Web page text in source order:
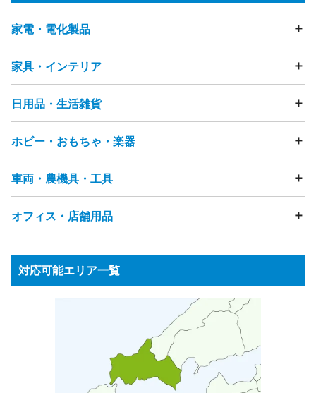
家電・電化製品
テレビ 冷蔵庫 洗濯機
照明器具・ライト
加湿器 除湿器 空気清浄機
扇風機
電動歯ブラシ
電気カミソリ
スマートフォン・タブレット・携帯電話
カメラ（フィルムカメラ・デジタルカメラ・ビデオカメラ)
炊飯器
電子レンジ
ジャーポット
食器洗い乾燥機・食洗機
プレイヤー・レコーダー（HDD・DVD・BD・ビデオ等）
オーディオプレーヤー
ステレオ（CD・MD・カセットテープ等）
アンプ
ラジオ パソコン・周辺機器
ノートパソコン
スキャナ
キーボード
電子辞書 ICレコーダー
家具・インテリア
テーブル ソファ
マッサージチェア
ベッド マットレス 布団
座布団
まくら
タンス・カラーボックス
鏡台・ドレッサー
踏み台
カーテン
網戸 雨戸 観葉植物
日用品・生活雑貨
食器・キッチン用品 フライパン
ゴミ箱
物干し竿 ハンガー 突っ張り棒
洗面用品
洋服・衣類
靴 バッグ
ホビー・おもちゃ・楽器
雑誌・漫画・本 おもちゃ
ゲーム機
ゲームコントローラー
ボードゲーム
家庭用遊具
パチンコ台・パチスロ機
アウトドア用品
水槽
車両・農機具・工具
自転車 タイヤ カー用品
チャイルドシート
バッテリー
工具・DIY用品
農機具・草刈機
高圧洗浄機
オフィス・店舗用品
応接セット 事務用品棚 OAラック
パーテーション
受付カウンター
ロッカー
蛍光灯・水銀灯
金庫
シュレッダー
プロジェクター
業務用冷蔵庫
コールドテーブル
アイスケース
ネタケース
ショーケース ゴンドラ
対応可能エリア一覧